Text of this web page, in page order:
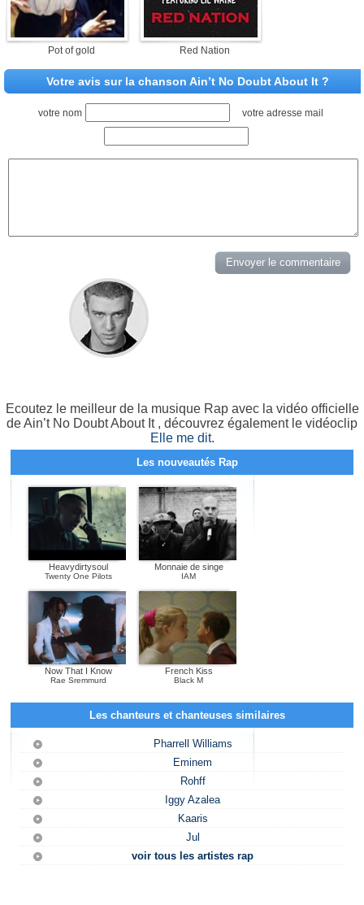
Pot of gold Red Nation
Votre avis sur la chanson Ain’t No Doubt About It ?
votre nom votre adresse mail
Ecoutez le meilleur de la musique Rap avec la vidéo officielle
de Ain’t No Doubt About It , découvrez également le vidéoclip
Elle me dit.
Les nouveautés Rap
Heavydirtysoul
Twenty One Pilots
Monnaie de singe
IAM
Now That I Know
Rae Sremmurd
French Kiss
Black M
Les chanteurs et chanteuses similaires
Pharrell Williams
Eminem
Rohff
Iggy Azalea
Kaaris
Jul
voir tous les artistes rap